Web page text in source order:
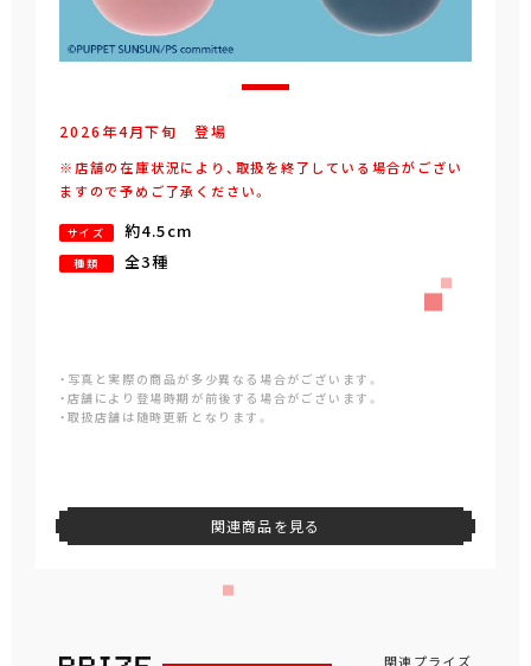
2026年4月下旬 登場
※店舗の在庫状況により、取扱を終了している場合がござい
ますので予めご了承ください。
サイズ 約4.5cm
種類 全3種
・写真と実際の商品が多少異なる場合がございます。
・店舗により登場時期が前後する場合がございます。
・取扱店舗は随時更新となります。
関連商品を見る
関連プライズ